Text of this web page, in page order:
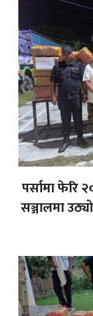
पर्सामा फेरि
सञ्जालमा